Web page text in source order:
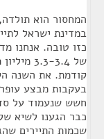
המחסור הוא
כזו טובה. אנחנו
קודמת. את השנה
בעקבות מבצע
כבר הגענו לשיא
שכמות התיירים